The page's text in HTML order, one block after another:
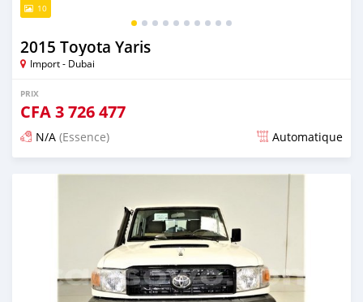
10
2015 Toyota Yaris
Import - Dubai
PRIX
CFA3 726 477
N/A (Essence) Automatique
Publié il y a presque 6 ans